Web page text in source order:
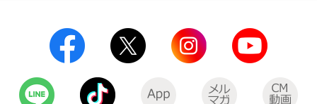
自転車シェアリング（店舗限定）
モバイルバッテリーシェアリング（店舗限定）
セブン-イレブンの歴史